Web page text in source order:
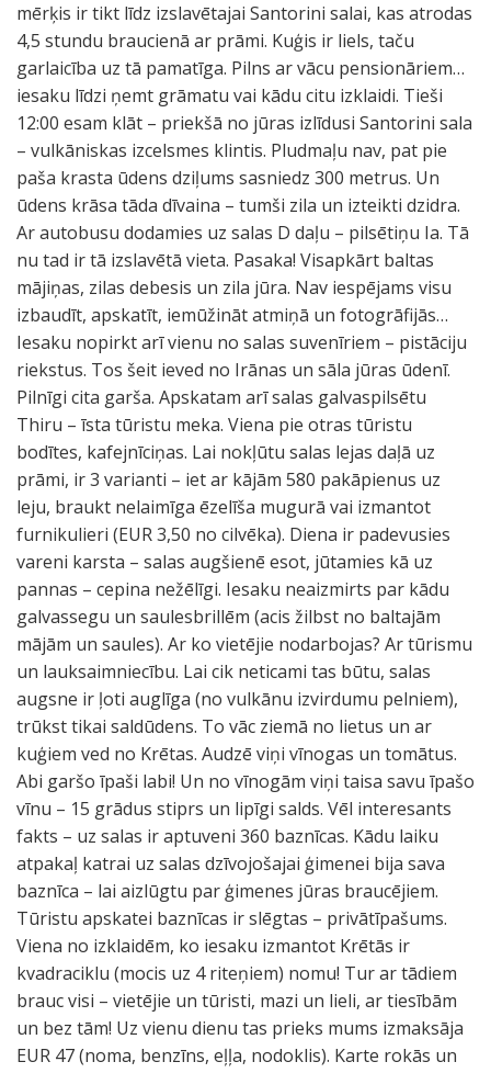
mērķis ir tikt līdz izslavētajai Santorini salai, kas atrodas
4,5 stundu braucienā ar prāmi. Kuģis ir liels, taču
garlaicība uz tā pamatīga. Pilns ar vācu pensionāriem…
iesaku līdzi ņemt grāmatu vai kādu citu izklaidi. Tieši
12:00 esam klāt – priekšā no jūras izlīdusi Santorini sala
– vulkāniskas izcelsmes klintis. Pludmaļu nav, pat pie
paša krasta ūdens dziļums sasniedz 300 metrus. Un
ūdens krāsa tāda dīvaina – tumši zila un izteikti dzidra.
Ar autobusu dodamies uz salas D daļu – pilsētiņu Ia. Tā
nu tad ir tā izslavētā vieta. Pasaka! Visapkārt baltas
mājiņas, zilas debesis un zila jūra. Nav iespējams visu
izbaudīt, apskatīt, iemūžināt atmiņā un fotogrāfijās…
Iesaku nopirkt arī vienu no salas suvenīriem – pistāciju
riekstus. Tos šeit ieved no Irānas un sāla jūras ūdenī.
Pilnīgi cita garša. Apskatam arī salas galvaspilsētu
Thiru – īsta tūristu meka. Viena pie otras tūristu
bodītes, kafejnīciņas. Lai nokļūtu salas lejas daļā uz
prāmi, ir 3 varianti – iet ar kājām 580 pakāpienus uz
leju, braukt nelaimīga ēzelīša mugurā vai izmantot
furnikulieri (EUR 3,50 no cilvēka). Diena ir padevusies
vareni karsta – salas augšienē esot, jūtamies kā uz
pannas – cepina nežēlīgi. Iesaku neaizmirts par kādu
galvassegu un saulesbrillēm (acis žilbst no baltajām
mājām un saules). Ar ko vietējie nodarbojas? Ar tūrismu
un lauksaimniecību. Lai cik neticami tas būtu, salas
augsne ir ļoti auglīga (no vulkānu izvirdumu pelniem),
trūkst tikai saldūdens. To vāc ziemā no lietus un ar
kuģiem ved no Krētas. Audzē viņi vīnogas un tomātus.
Abi garšo īpaši labi! Un no vīnogām viņi taisa savu īpašo
vīnu – 15 grādus stiprs un lipīgi salds. Vēl interesants
fakts – uz salas ir aptuveni 360 baznīcas. Kādu laiku
atpakaļ katrai uz salas dzīvojošajai ģimenei bija sava
baznīca – lai aizlūgtu par ģimenes jūras braucējiem.
Tūristu apskatei baznīcas ir slēgtas – privātīpašums.
Viena no izklaidēm, ko iesaku izmantot Krētās ir
kvadraciklu (mocis uz 4 riteņiem) nomu! Tur ar tādiem
brauc visi – vietējie un tūristi, mazi un lieli, ar tiesībām
un bez tām! Uz vienu dienu tas prieks mums izmaksāja
EUR 47 (noma, benzīns, eļļa, nodoklis). Karte rokās un